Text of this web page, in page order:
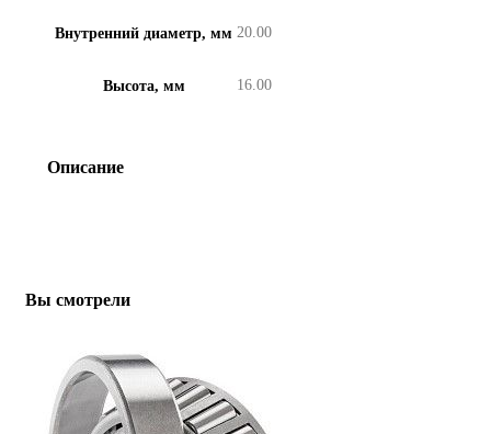
Внутренний диаметр, мм 20.00
Высота, мм 16.00
Описание
Вы смотрели